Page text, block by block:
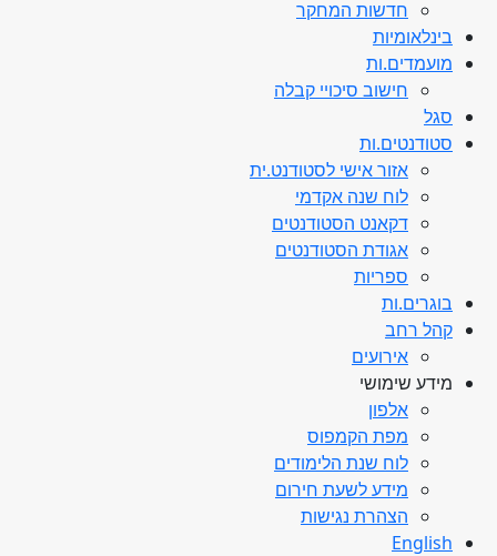
חדשות המחקר
בינלאומיות
מועמדים.ות
חישוב סיכויי קבלה
סגל
סטודנטים.ות
אזור אישי לסטודנט.ית
לוח שנה אקדמי
דקאנט הסטודנטים
אגודת הסטודנטים
ספריות
בוגרים.ות
קהל רחב
אירועים
מידע שימושי
אלפון
מפת הקמפוס
לוח שנת הלימודים
מידע לשעת חירום
הצהרת נגישות
English